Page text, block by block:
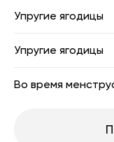
Упругие ягодицы
Упругие ягодицы
Во время